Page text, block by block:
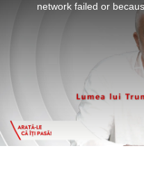
network failed or